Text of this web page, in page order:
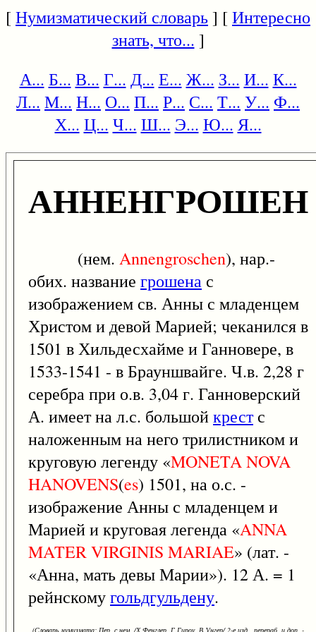
[Нумизматический словарь] [Интересно
знать, что... ]
А... Б... В... Г... Д... Е... Ж... З... И... К...
Л... М... Н... О... П... Р... С... Т... У... Ф...
Х... Ц... Ч... Ш... Э... Ю... Я...
АННЕНГРОШЕН
(нем. Annengroschen), нар.-
обих. название грошена с
изображением св. Анны с младенцем
Христом и девой Марией; чеканился в
1501 в Хильдесхайме и Ганновере, в
1533-1541 - в Брауншвайге. Ч.в. 2,28 г
серебра при о.в. 3,04 г. Ганноверский
А. имеет на л.с. большойкрестс
наложенным на него трилистником и
круговую легенду «MONETANOVA
HANOVENS(es) 1501, на о.с. -
изображение Анны с младенцем и
Марией и круговая легенда «ANNA
MATERVIRGINIS MARIAE» (лат. -
«Анна, мать девы Марии»). 12 А. = 1
рейнскомугольдгульдену.
(Словарь нумизмата: Пер. с нем. /Х.Фенглер, Г.Гироу, В.Унгер/ 2-е изд., перераб. и доп. -